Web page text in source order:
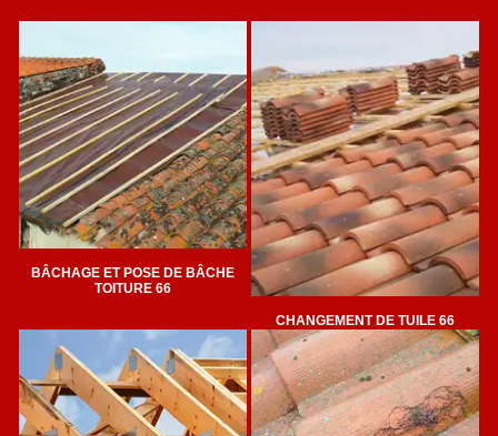
BÂCHAGE ET POSE DE BÂCHE
TOITURE 66
CHANGEMENT DE TUILE 66